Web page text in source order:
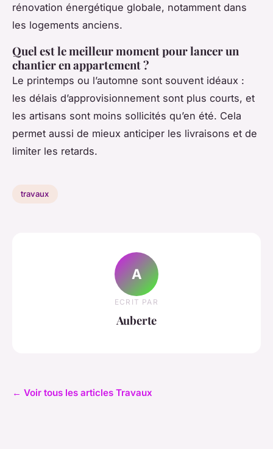
rénovation énergétique globale, notamment dans
les logements anciens.
Quel est le meilleur moment pour lancer un
chantier en appartement ?
Le printemps ou l’automne sont souvent idéaux :
les délais d’approvisionnement sont plus courts, et
les artisans sont moins sollicités qu’en été. Cela
permet aussi de mieux anticiper les livraisons et de
limiter les retards.
travaux
A
ECRIT PAR
Auberte
← Voir tous les articles Travaux